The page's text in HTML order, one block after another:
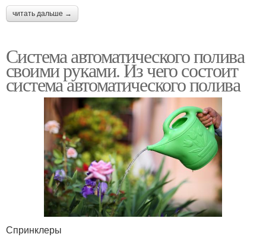
читать дальше →
Система автоматического полива
своими руками. Из чего состоит
система автоматического полива
Спринклеры